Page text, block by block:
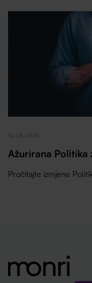
12.08.2025
Ažurirana
Pročitajte izmjene